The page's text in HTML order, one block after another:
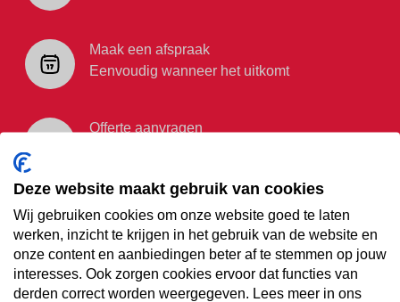
Maak een afspraak
Eenvoudig wanneer het uitkomt
Offerte aanvragen
€35,- korting op je
volgende vakantie
Deze website maakt gebruik van cookies
Wij gebruiken cookies om onze website goed te laten
werken, inzicht te krijgen in het gebruik van de website en
onze content en aanbiedingen beter af te stemmen op jouw
interesses. Ook zorgen cookies ervoor dat functies van
derden correct worden weergegeven. Lees meer in ons